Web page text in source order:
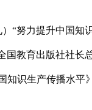
“努力提升中国知
国教育出版社社
知识生产传播水平